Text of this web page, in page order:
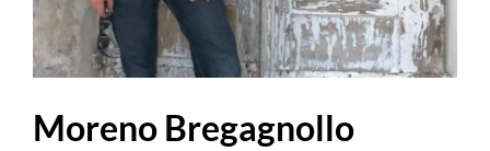
Moreno Bregagnollo